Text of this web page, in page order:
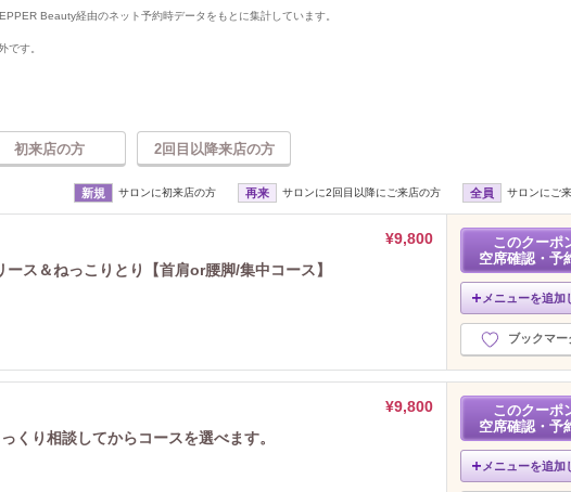
Beauty経由のネット予約時データをもとに集計しています。
です。
初来店の方 2回目以降来店の方
新規 サロンに初来店の方 再来 サロンに2回目以降にご来店の方 全員 サロンにご
¥9,800
ス＆ねっこりとり【首肩or腰脚/集中コース】
このクーポ
空席確認・予
メニューを追加
ブックマー
¥9,800
くり相談してからコースを選べます。
このクーポ
空席確認・予
メニューを追加